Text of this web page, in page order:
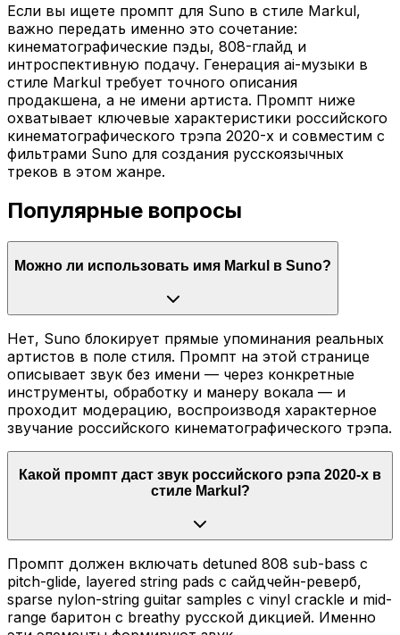
Если вы ищете промпт для Suno в стиле Markul,
важно передать именно это сочетание:
кинематографические пэды, 808-глайд и
интроспективную подачу. Генерация ai-музыки в
стиле Markul требует точного описания
продакшена, а не имени артиста. Промпт ниже
охватывает ключевые характеристики российского
кинематографического трэпа 2020-х и совместим с
фильтрами Suno для создания русскоязычных
треков в этом жанре.
Популярные вопросы
Можно ли использовать имя Markul в Suno?
Нет, Suno блокирует прямые упоминания реальных
артистов в поле стиля. Промпт на этой странице
описывает звук без имени — через конкретные
инструменты, обработку и манеру вокала — и
проходит модерацию, воспроизводя характерное
звучание российского кинематографического трэпа.
Какой промпт даст звук российского рэпа 2020-х в
стиле Markul?
Промпт должен включать detuned 808 sub-bass с
pitch-glide, layered string pads с сайдчейн-реверб,
sparse nylon-string guitar samples с vinyl crackle и mid-
range баритон с breathy русской дикцией. Именно